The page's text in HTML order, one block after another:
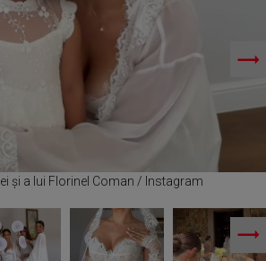
și a lui Florinel Coman / Instagram